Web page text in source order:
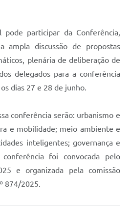
pode participar da Conferência,
ampla discussão de propostas
plenária de deliberação de
delegados para a conferência
dias 27 e 28 de junho.
conferência serão: urbanismo e
e mobilidade; meio ambiente e
inteligentes; governança e
foi convocada pelo
e organizada pela comissão
874/2025.